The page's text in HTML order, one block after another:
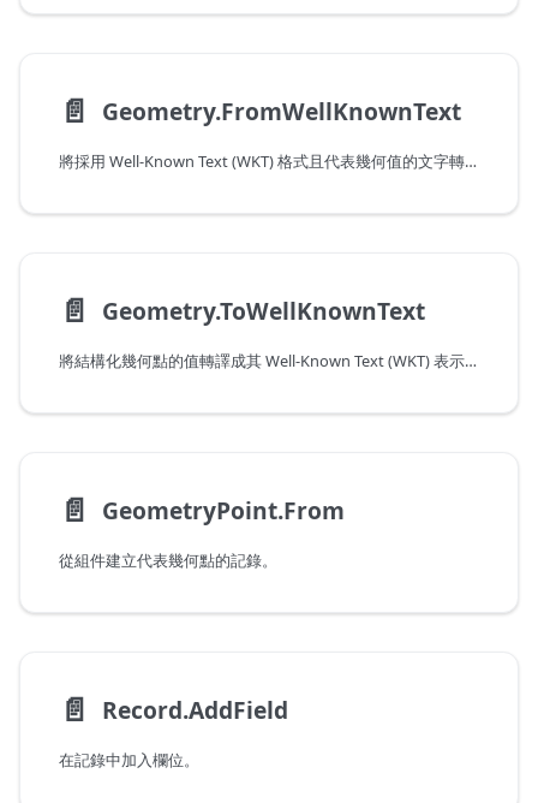
📄️ Geometry.FromWellKnownText
將採用 Well-Known Text (WKT) 格式且代表幾何值的文字轉譯成結構化記錄。
📄️ Geometry.ToWellKnownText
將結構化幾何點的值轉譯成其 Well-Known Text (WKT) 表示法。
📄️ GeometryPoint.From
從組件建立代表幾何點的記錄。
📄️ Record.AddField
在記錄中加入欄位。